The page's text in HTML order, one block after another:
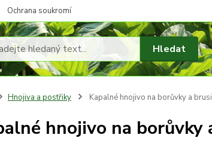
Ochrana soukromí
Hledat
Hnojiva a postřiky Kapalné hnojivo na borůvky a
hnojivo na borůvky